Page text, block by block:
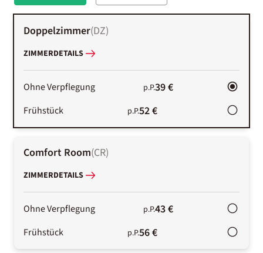
Doppelzimmer(DZ)
ZIMMERDETAILS
Ohne Verpflegung p.P.39 €
Frühstück p.P.52 €
Comfort Room(CR)
ZIMMERDETAILS
Ohne Verpflegung p.P.43 €
Frühstück p.P.56 €